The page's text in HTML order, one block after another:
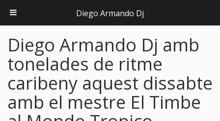
Diego Armando Dj amb
tonelades de ritme
caribeny aquest dissabte
amb el mestre El Timbe
Diego Armando Dj